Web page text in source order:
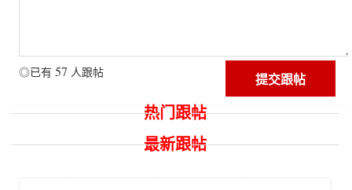
◎已有 57 人跟帖
热门跟帖
最新跟帖